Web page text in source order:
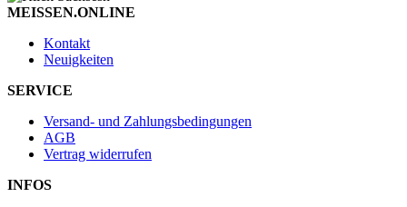
MEISSEN.ONLINE
Kontakt
Neuigkeiten
SERVICE
Versand- und Zahlungsbedingungen
AGB
Vertrag widerrufen
INFOS